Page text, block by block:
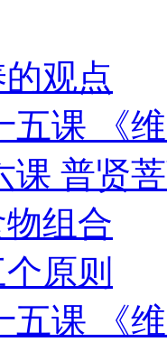
观点
五课 《
课 普贤
组合
原则
五课 《